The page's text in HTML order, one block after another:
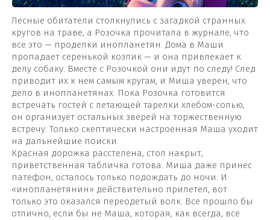
Лесные обитатели столкнулись с загадкой странных
кругов на траве, а Розочка прочитала в журнале, что
все это — проделки инопланетян. Дома в Маши
пропадает серенькой козлик — и она привлекает к
делу собаку. Вместе с Розочкой они идут по следу! След
приводит их к нем самым кругам, и Миша уверен, что
дело в инопланетянах. Пока Розочка готовится
встречать гостей с летающей тарелки хлебом-солью,
он организует остальных зверей на торжественную
встречу. Только скептически настроенная Маша уходит
на дальнейшие поиски.
Красная дорожка расстелена, стол накрыт,
приветственная табличка готова. Миша даже принес
патефон, осталось только подождать до ночи. И
«инопланетянин» действительно прилетел, вот
только это оказался переодетый волк. Все прошло бы
отлично, если бы не Маша, которая, как всегда, все